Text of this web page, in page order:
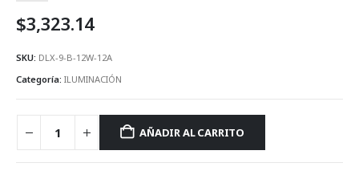
$3,323.14
SKU: DLX-9-B-12W-12A
Categoría: ILUMINACIÓN
AÑADIR AL CARRITO